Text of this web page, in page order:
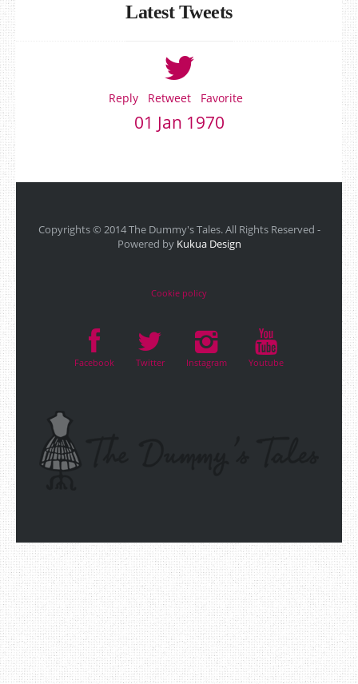
Latest Tweets
Reply Retweet Favorite
01 Jan 1970
Copyrights © 2014 The Dummy's Tales. All Rights Reserved -
Powered by Kukua Design
Cookie policy
Facebook Twitter Instagram Youtube